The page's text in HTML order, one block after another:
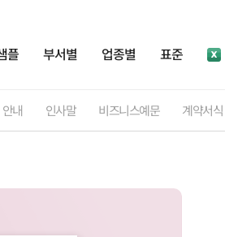
플 부서별 업종별 표준
안내 인사말 비즈니스예문 계약서식